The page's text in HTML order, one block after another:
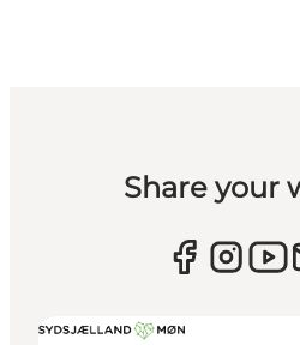
Share your